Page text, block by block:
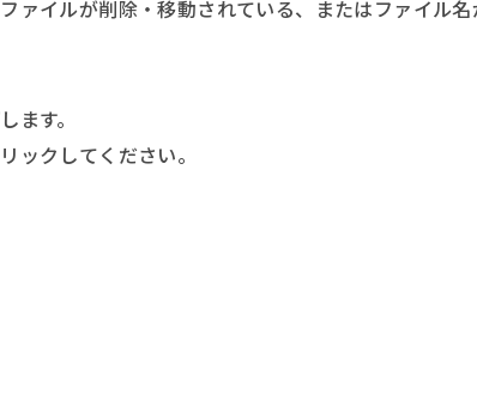
ァイルが削除・移動されている、またはファイル
ます。
ックしてください。